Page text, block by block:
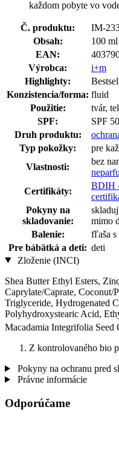
každom pobyte vo
Č. produktu:
IM-
Obsah:
100 ml
EAN:
Výrobca:
i+m
Highlighty:
Konzistencia/forma: fluid
Použitie:
tvár,
SPF:
SPF 50
Druh produktu:
Typ pokožky:
pre
Vlastnosti:
bez
Certifikáty:
BDIH
Pokyny na
skladovanie:
mimo
Balenie:
fľaša s
Pre bábätká a deti: deti
Zloženie (INCI)
Shea Butter Ethyl Esters,
Caprylate/Caprate,
Triglyceride, Hydrogenated
Polyhydroxystearic Acid,
Macadamia Integrifolia Seed
Z kontrolovaného bio
Pokyny na ochranu pred
Právne informácie
Odporúčame